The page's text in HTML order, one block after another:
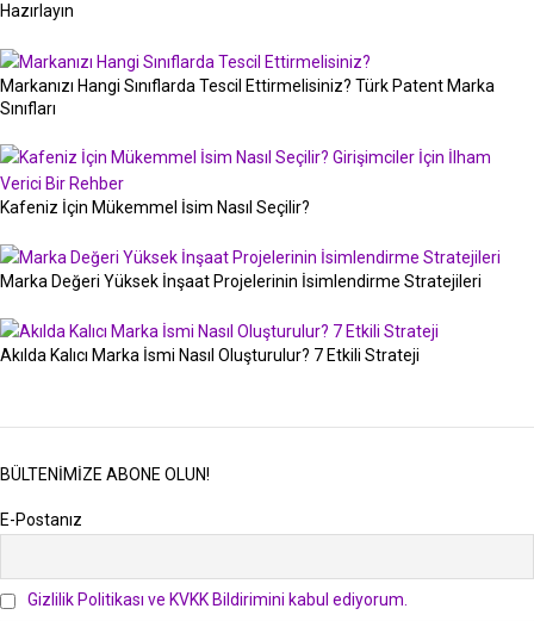
Hazırlayın
Markanızı Hangi Sınıflarda Tescil Ettirmelisiniz? Türk Patent Marka
Sınıfları
Kafeniz İçin Mükemmel İsim Nasıl Seçilir?
Marka Değeri Yüksek İnşaat Projelerinin İsimlendirme Stratejileri
Akılda Kalıcı Marka İsmi Nasıl Oluşturulur? 7 Etkili Strateji
BÜLTENIMIZE ABONE OLUN!
E-Postanız
Gizlilik Politikası ve KVKK Bildirimini kabul ediyorum.